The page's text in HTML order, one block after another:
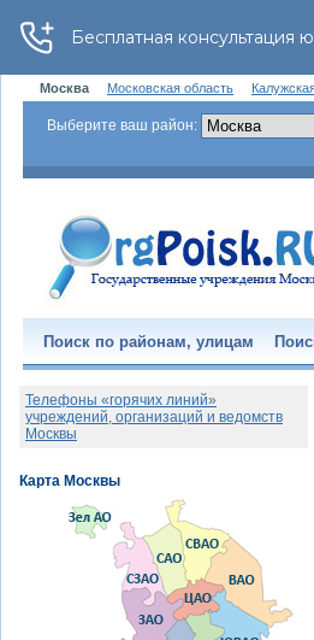
Москва Московская область
Выберите ваш район:
Поиск по районам, улицам
Телефоны «горячих линий»
учреждений, организаций и ведомств
Москвы